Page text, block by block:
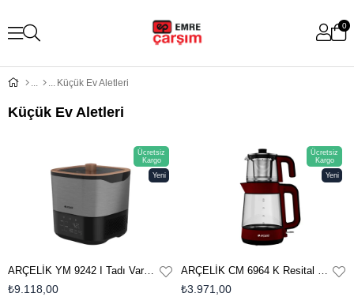
0
Küçük Ev Aletleri
Küçük Ev Aletleri
ARÇELİK YM 9242 I Tadı Var® Probiyotik Yoğurt & Kefir Makinesi
₺9.118,00
Ücretsiz
Kargo
Yeni
ARÇELİK CM 6964 K Resital Çay Makinesi
₺3.971,00
Ücretsiz
Kargo
Yeni